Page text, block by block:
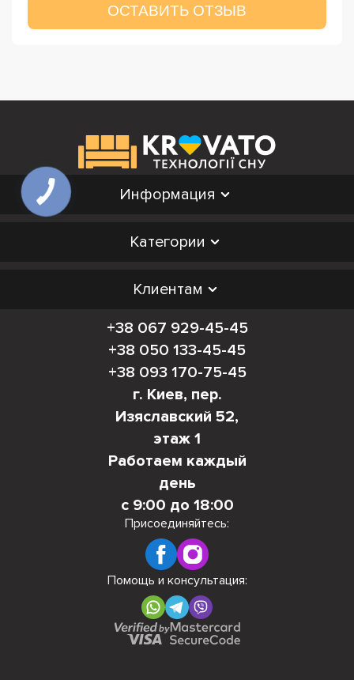
ОСТАВИТЬ ОТЗЫВ
Информация
Категории
Клиентам
+38 067 929-45-45
+38 050 133-45-45
+38 093 170-75-45
г. Киев, пер.
Изяславский 52,
этаж 1
Работаем каждый
день
с 9:00 до 18:00
Присоединяйтесь:
Помощь и консультация: